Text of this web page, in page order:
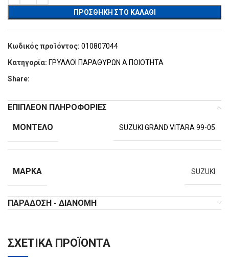
ΠΡΟΣΘΉΚΗ ΣΤΟ ΚΑΛΆΘΙ
Κωδικός προϊόντος: 010807044
Κατηγορία: ΓΡΥΛΛΟΙ ΠΑΡΑΘΥΡΩΝ Α ΠΟΙΟΤΗΤΑ
Share:
ΕΠΙΠΛΈΟΝ ΠΛΗΡΟΦΟΡΊΕΣ
ΜΟΝΤΈΛΟ SUZUKI GRAND VITARA 99-05
ΜΆΡΚΑ SUZUKI
ΠΑΡΆΔΟΣΗ - ΔΙΑΝΟΜΉ
ΣΧΕΤΙΚΆ ΠΡΟΪΌΝΤΑ